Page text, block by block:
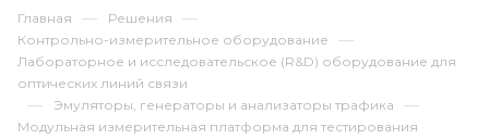
Главная — Решения —
Контрольно-измерительное оборудование —
Лабораторное и исследовательское (R&D) оборудование для
оптических линий связи
— Эмуляторы, генераторы и анализаторы трафика —
Модульная измерительная платформа для тестирования